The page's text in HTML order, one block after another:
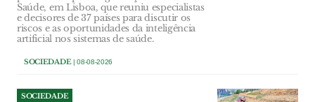
Saúde, em Lisboa, que reuniu especialistas
e decisores de 37 países para discutir os
riscos e as oportunidades da inteligência
artificial nos sistemas de saúde.
SOCIEDADE| 08-08-2026
SOCIEDADE